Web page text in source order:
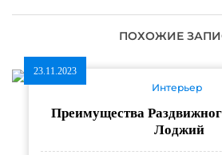
ПОХОЖИЕ
23.11.2023
Интерьер
Преимущества
Лоджий